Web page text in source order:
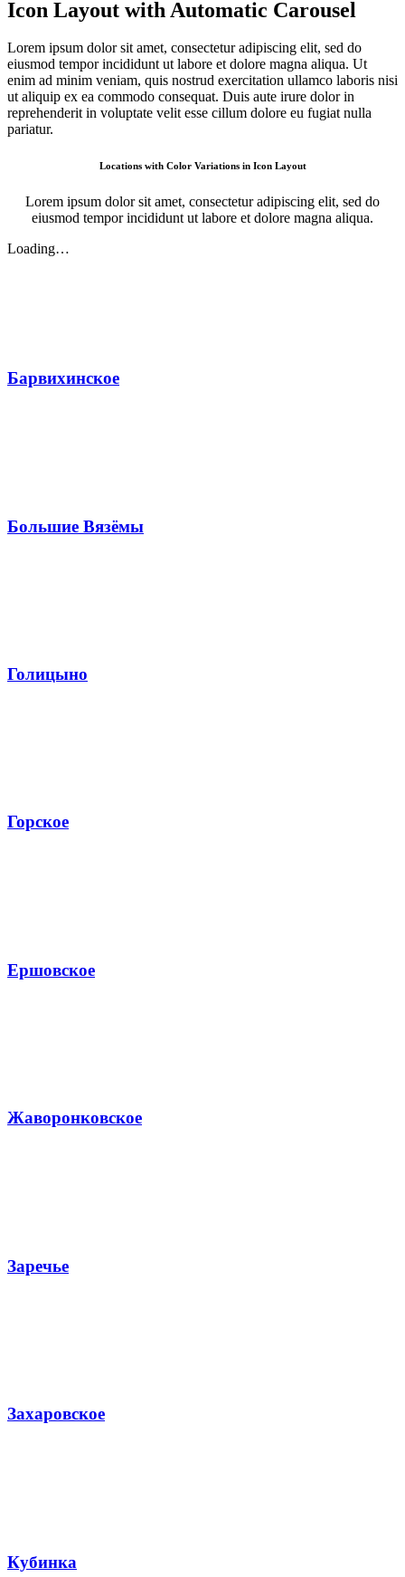
Icon Layout with Automatic Carousel
Lorem ipsum dolor sit amet, consectetur adipiscing elit, sed do
eiusmod tempor incididunt ut labore et dolore magna aliqua. Ut
enim ad minim veniam, quis nostrud exercitation ullamco laboris nisi
ut aliquip ex ea commodo consequat. Duis aute irure dolor in
reprehenderit in voluptate velit esse cillum dolore eu fugiat nulla
pariatur.
Locations with Color Variations in Icon Layout
Lorem ipsum dolor sit amet, consectetur adipiscing elit, sed do
eiusmod tempor incididunt ut labore et dolore magna aliqua.
Loading…
Барвихинское
Большие Вязёмы
Голицыно
Горское
Ершовское
Жаворонковское
Заречье
Захаровское
Кубинка